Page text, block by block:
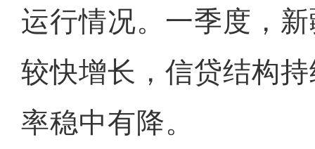
运行情况。一季度，
较快增长，信贷结构
率稳中有降。